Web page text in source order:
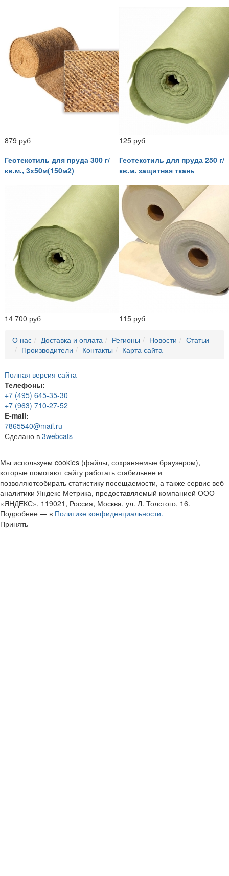
879 руб
125 руб
Геотекстиль для пруда 300 г/
кв.м., 3х50м(150м2)
14 700 руб
Геотекстиль для пруда 250 г/
кв.м. защитная ткань
115 руб
О нас Доставка и оплата Регионы Новости
Статьи
Производители
Контакты Карта сайта
Полная версия сайта
Телефоны:
+7 (495) 645-35-30
+7 (963) 710-27-52
E-mail:
7865540@mail.ru
Сделано в 3webcats
Мы используем cookies (файлы, сохраняемые браузером),
которые помогают сайту работать стабильнее и
позволяютсобирать статистику посещаемости, а также сервис веб-
аналитики Яндекс Метрика, предоставляемый компанией ООО
«ЯНДЕКС», 119021, Россия, Москва, ул. Л. Толстого, 16.
Подробнее — в Политике конфиденциальности.
Принять